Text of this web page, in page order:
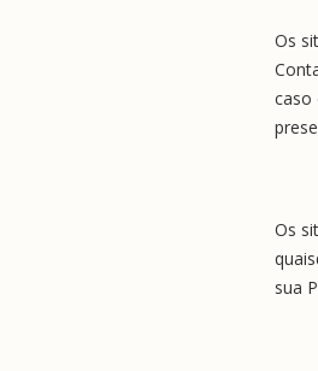
Os
caso
Os
sua